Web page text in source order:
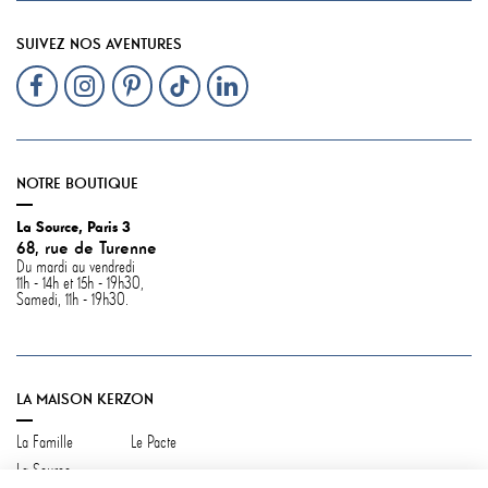
SUIVEZ NOS AVENTURES
NOTRE BOUTIQUE
La Source, Paris 3
68, rue de Turenne
Du mardi au vendredi
11h - 14h et 15h - 19h30,
Samedi, 11h - 19h30.
LA MAISON KERZON
La Famille
Le Pacte
La Source